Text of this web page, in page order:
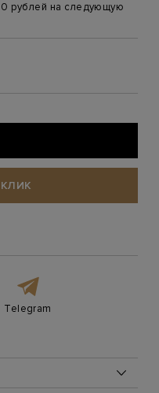
0 рублей на следующую
Telegram